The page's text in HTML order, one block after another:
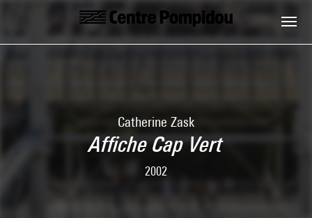
Skip to main content
Centre Pompidou
Catherine Zask
Affiche Cap Vert
2002